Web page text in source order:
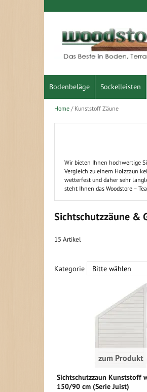
Inhalt
Bodenbeläge Sockelleisten
Home Kunststoff Zäune
Wir bieten Ihnen hochwertige
Vergleich zu einem Holzzaun
wetterfest und daher sehr
steht Ihnen das Woodstore –
Sichtschutzzäune &
15 Artikel
Kategorie
zum Produkt
Sichtschutzzaun Kunststoff
150/90 cm (Serie Juist)